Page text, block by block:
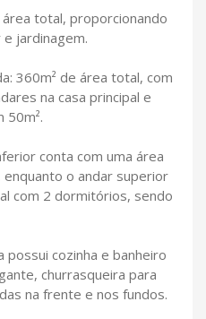
área total, proporcionando
jardinagem.
360m² de área total, com
na casa principal e
50m².
conta com uma área
o andar superior
com 2 dormitórios, sendo
possui cozinha e banheiro
churrasqueira para
na frente e nos fundos.